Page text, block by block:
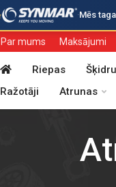
·Mēs
Par mums Maksājumi
Riepas
Ražotāji
Atrunas